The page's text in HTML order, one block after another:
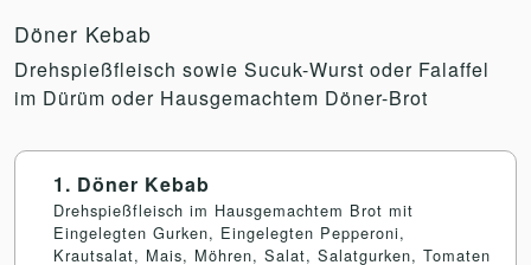
Döner Kebab
Drehspießfleisch sowie Sucuk-Wurst oder Falaffel
im Dürüm oder Hausgemachtem Döner-Brot
1. Döner Kebab
Drehspießfleisch im Hausgemachtem Brot mit
Eingelegten Gurken, Eingelegten Pepperoni,
Krautsalat, Mais, Möhren, Salat, Salatgurken, Tomaten